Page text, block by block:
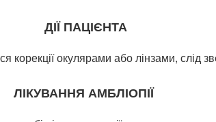
ДІЇ ПАЦІЄНТА
корекції окулярами або лінзами, слід
ЛІКУВАННЯ АМБЛІОПІЇ